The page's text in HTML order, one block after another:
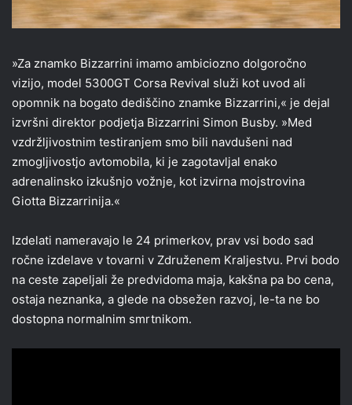
»Za znamko Bizzarrini imamo ambiciozno dolgoročno
vizijo, model 5300GT Corsa Revival služi kot uvod ali
opomnik na bogato dediščino znamke Bizzarrini,« je dejal
izvršni direktor podjetja Bizzarrini Simon Busby. »Med
vzdržljivostnim testiranjem smo bili navdušeni nad
zmogljivostjo avtomobila, ki je zagotavljal enako
adrenalinsko izkušnjo vožnje, kot izvirna mojstrovina
Giotta Bizzarrinija.«
Izdelati nameravajo le 24 primerkov, prav vsi bodo sad
ročne izdelave v tovarni v Združenem Kraljestvu. Prvi bodo
na ceste zapeljali že predvidoma maja, kakšna pa bo cena,
ostaja neznanka, a glede na obsežen razvoj, le-ta ne bo
dostopna normalnim smrtnikom.